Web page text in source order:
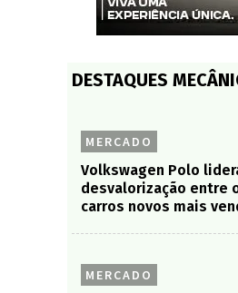
DESTAQUES
MERCADO
Volkswagen Polo
desvalorização entre
carros novos mais
MERCADO